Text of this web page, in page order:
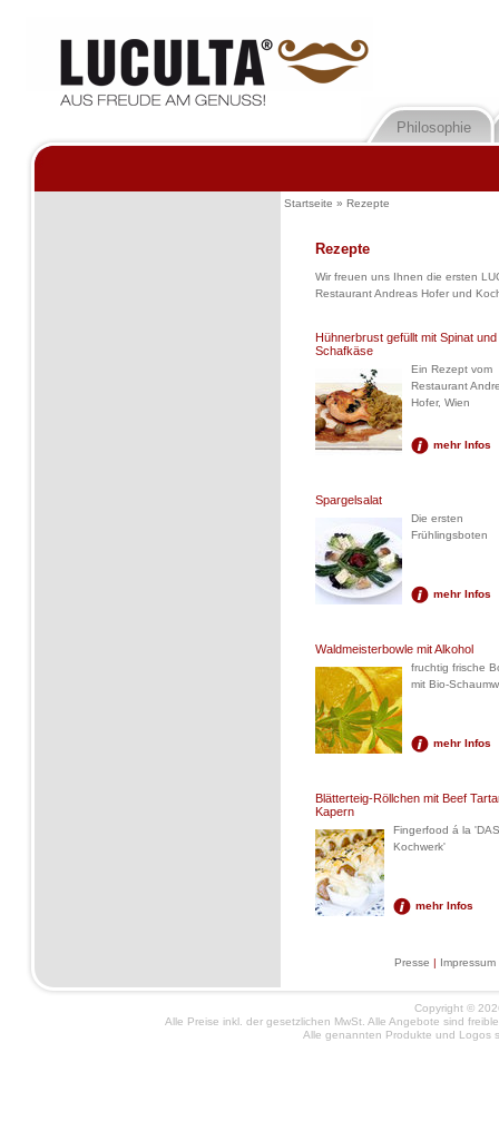
Philosophie
Startseite » Rezepte
Rezepte
Wir freuen uns Ihnen die ersten
Restaurant Andreas Hofer und
Hühnerbrust gefüllt mit Spinat und
Schafkäse
Ein Rezept vom
Restaurant
Hofer, Wien
mehr Infos
Spargelsalat
Die ersten
Frühlingsboten
mehr Infos
Waldmeisterbowle mit Alkohol
fruchtig frische
mit Bio-
mehr Infos
Blätterteig-Röllchen mit Beef
Kapern
Fingerfood á la 'DAS
Kochwerk'
mehr Infos
Presse Impressum
Copyright ©
Alle Preise inkl. der gesetzlichen MwSt. Alle Angebote sind
Alle genannten Produkte und Logos